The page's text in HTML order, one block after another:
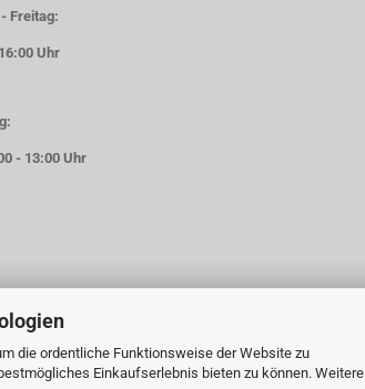
die ordentliche Funktionsweise der Website zu
Einkaufserlebnis bieten zu können. Weitere
Freitag:
Uhr
- 13:00 Uhr